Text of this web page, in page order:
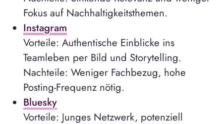
Fokus auf Nachhaltigkeitsthemen.
Instagram
Vorteile: Authentische Einblicke ins
Teamleben per Bild und Storytelling.
Nachteile: Weniger Fachbezug, hohe
Posting-Frequenz nötig.
Bluesky
Vorteile: Junges Netzwerk, potenziell